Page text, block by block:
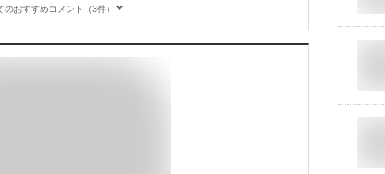
のおすすめコメント（3件）